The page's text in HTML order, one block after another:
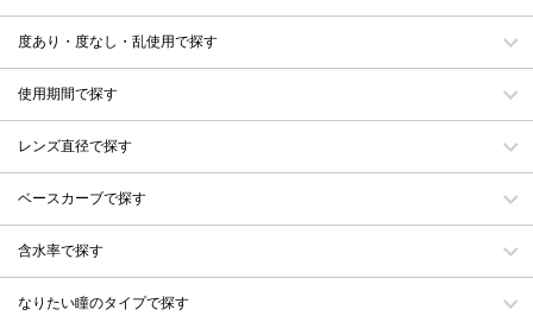
度あり・度なし・乱使用で探す
使用期間で探す
レンズ直径で探す
ベースカーブで探す
含水率で探す
なりたい瞳のタイプで探す